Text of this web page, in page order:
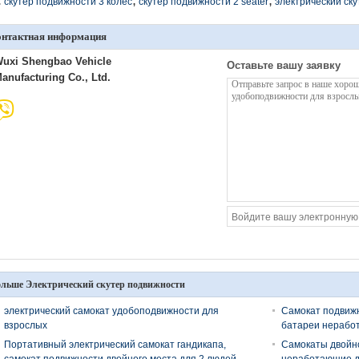
информация
Shengbao Vehicle
Co., Ltd.
Оставьте вашу заявку
Электрический скутер подвижности
электрический самокат удобоподвижности для
взрослых
Самокат
батареи
Портативный электрический самокат гандикапа,
Самокаты